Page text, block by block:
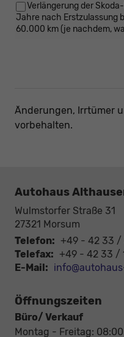
Verlängerung der
Jahre nach Erstzulassung
60.000 km (je nachdem,
Änderungen, Irrtümer
vorbehalten.
Autohaus
Wulmstorfer Straße 31
27321 Morsum
Telefon: +49 - 42 33 /
Telefax: +49 - 42 33 /
E-Mail:
Öffnungszeiten
Büro/ Verkauf
Montag - Freitag: